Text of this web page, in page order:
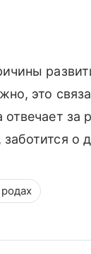
это
за
о